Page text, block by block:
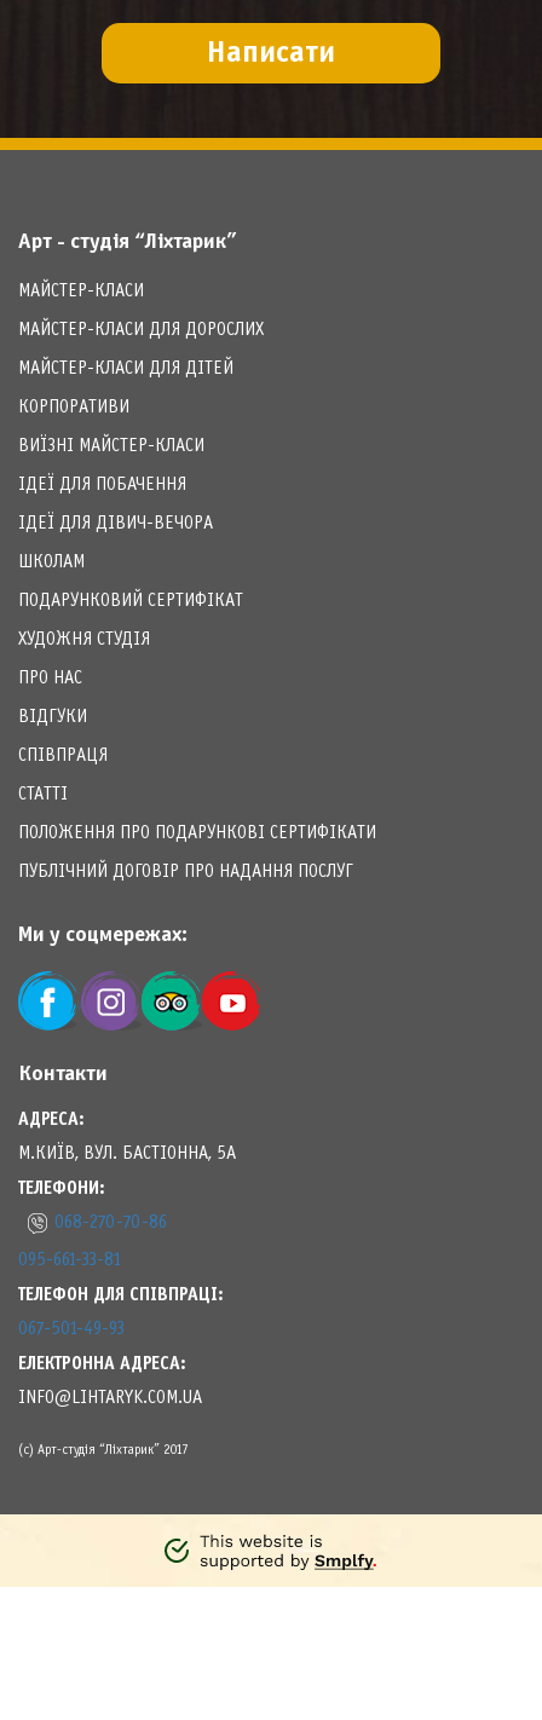
Арт - студія “Ліхтарик”
МАЙСТЕР-КЛАСИ
МАЙСТЕР-КЛАСИ ДЛЯ ДОРОСЛИХ
МАЙСТЕР-КЛАСИ ДЛЯ ДІТЕЙ
КОРПОРАТИВИ
ВИЇЗНІ МАЙСТЕР-КЛАСИ
ІДЕЇ ДЛЯ ПОБАЧЕННЯ
ІДЕЇ ДЛЯ ДІВИЧ-ВЕЧОРА
ШКОЛАМ
ПОДАРУНКОВИЙ СЕРТИФІКАТ
ХУДОЖНЯ СТУДІЯ
ПРО НАС
ВІДГУКИ
СПІВПРАЦЯ
СТАТТІ
ПОЛОЖЕННЯ ПРО ПОДАРУНКОВІ СЕРТИФІКАТИ
ПУБЛІЧНИЙ ДОГОВІР ПРО НАДАННЯ ПОСЛУГ
Ми у соцмережах:
Контакти
АДРЕСА:
М.КИЇВ, ВУЛ. БАСТІОННА, 5А
ТЕЛЕФОНИ:
068-270-70-86
095-661-33-81
ТЕЛЕФОН ДЛЯ СПІВПРАЦІ:
067-501-49-93
ЕЛЕКТРОННА АДРЕСА:
INFO@LIHTARYK.COM.UA
(с) Арт-студія “Ліхтарик” 2017